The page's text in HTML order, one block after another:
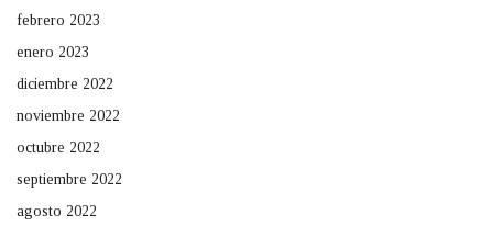
febrero 2023
enero 2023
diciembre 2022
noviembre 2022
octubre 2022
septiembre 2022
agosto 2022